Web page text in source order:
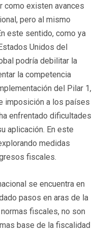
como existen avances
pero al mismo
este sentido, como ya
Unidos del
podría debilitar la
la competencia
del Pilar 1,
imposición a los países
enfrentado dificultades
aplicación. En este
medidas
fiscales.
se encuentra en
pasos en aras de la
fiscales, no son
base de la fiscalidad